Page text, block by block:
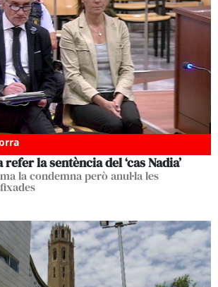
refer la sentència del ‘cas Nadia’
la condemna però anul·la les